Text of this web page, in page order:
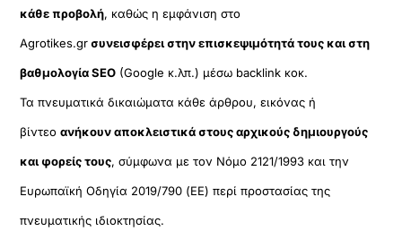
κάθε προβολή, καθώς η εμφάνιση στο
Agrotikes.grσυνεισφέρει στην επισκεψιμότητά τους και στη
βαθμολογία SEO (Google κ.λπ.) μέσω backlink κοκ.
Τα πνευματικά δικαιώματα κάθε άρθρου, εικόνας ή
βίντεοανήκουν αποκλειστικά στους αρχικούς δημιουργούς
και φορείς τους, σύμφωνα με τον Νόμο 2121/1993 και την
Ευρωπαϊκή Οδηγία 2019/790 (ΕΕ) περί προστασίας της
πνευματικής ιδιοκτησίας.